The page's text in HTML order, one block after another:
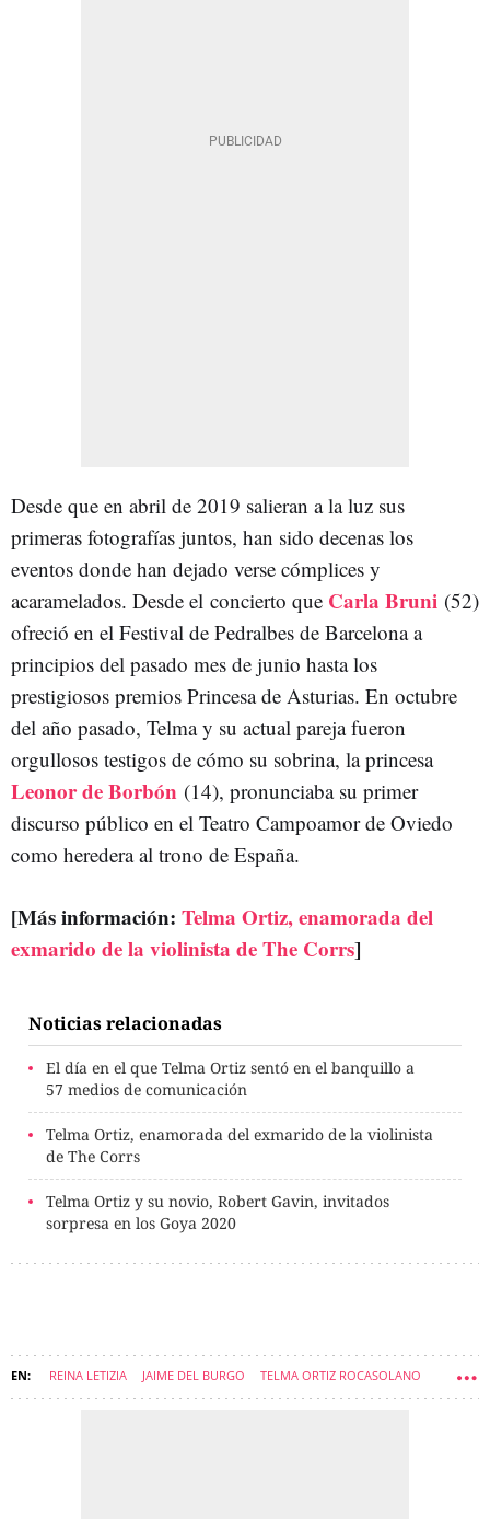
Desde que en abril de 2019 salieran a la luz sus
primeras fotografías juntos, han sido decenas los
eventos donde han dejado verse cómplices y
acaramelados. Desde el concierto que Carla Bruni (52)
ofreció en el Festival de Pedralbes de Barcelona a
principios del pasado mes de junio hasta los
prestigiosos premios Princesa de Asturias. En octubre
del año pasado, Telma y su actual pareja fueron
orgullosos testigos de cómo su sobrina, la princesa
Leonor de Borbón (14), pronunciaba su primer
discurso público en el Teatro Campoamor de Oviedo
como heredera al trono de España.
[Más información: Telma Ortiz, enamorada del
exmarido de la violinista de The Corrs]
Noticias relacionadas
El día en el que Telma Ortiz sentó en el banquillo a
57 medios de comunicación
Telma Ortiz, enamorada del exmarido de la violinista
de The Corrs
Telma Ortiz y su novio, Robert Gavin, invitados
sorpresa en los Goya 2020
REINA LETIZIA JAIME DEL BURGO TELMA ORTIZ ROCASOLANO